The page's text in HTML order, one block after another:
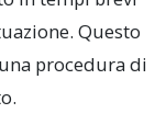
Questo
procedura di